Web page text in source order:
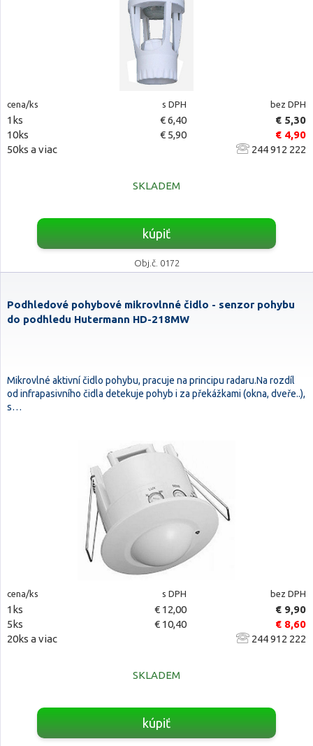
cena/ks s DPH bez DPH
1ks € 6,40
€ 5,30
10ks
€ 5,90
€ 4,90
50ks a viac
244 912 222
SKLADEM
kúpiť
Obj.č. 0172
Podhledové pohybové mikrovlnné čidlo - senzor pohybu
do podhledu Hutermann HD-218MW
Mikrovlné aktivní čidlo pohybu, pracuje na principu radaru.Na rozdíl
od infrapasivního čidla detekuje pohyb i za překážkami (okna, dveře..),
s…
cena/ks s DPH bez DPH
1ks € 12,00
€ 9,90
5ks
€ 10,40
€ 8,60
20ks a viac
244 912 222
SKLADEM
kúpiť